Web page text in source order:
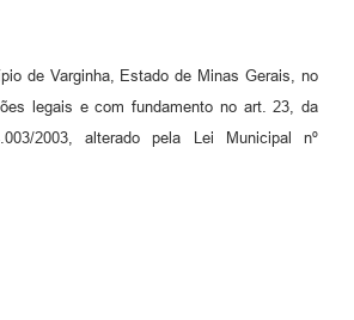
de Varginha, Estado de Minas Gerais, no
legais e com fundamento no art. 23, da
2003, alterado pela Lei Municipal nº